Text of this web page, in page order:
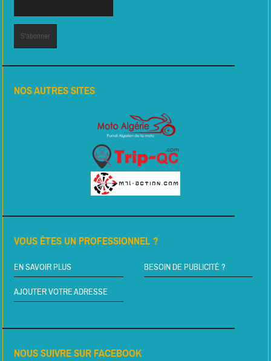
NOS AUTRES SITES
VOUS ÊTES UN PROFESSIONNEL ?
EN SAVOIR PLUS BESOIN DE PUBLICITÉ ?
AJOUTER VOTRE ADRESSE
NOUS SUIVRE SUR FACEBOOK